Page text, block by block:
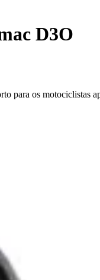
D3O
para os motociclistas